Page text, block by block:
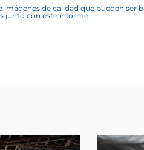
imágenes de calidad que pueden ser
junto con este informe